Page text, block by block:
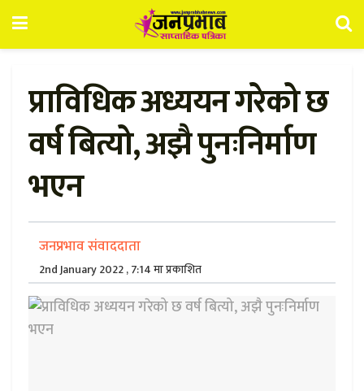
प्राविधिक अध्ययन गरेको छ
वर्ष बित्यो, अझै पुनःनिर्माण
भएन
जनप्रभाव संवाददाता
2nd January 2022 , 7:14 मा प्रकाशित